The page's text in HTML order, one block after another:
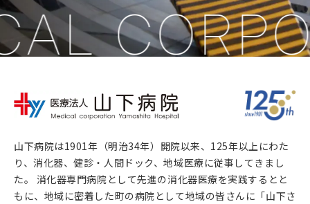
山下病院は1901年（明治34年）開院以来、125年以上にわた
り、消化器、健診・人間ドック、地域医療に従事してきまし
た。 消化器専門病院として先進の消化器医療を実践するとと
もに、地域に密着した町の病院として地域の皆さんに「山下さ